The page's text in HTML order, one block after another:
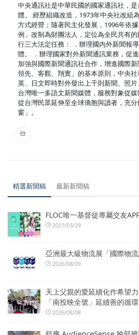
中央通訊社是中華民國的國家通訊社，
體。 經歷組織改造，1973年中央社改組
方式經營；隨著民主化發展，1996年依
例」改制為財團法人，定位為全民共有
行三大法定任務： ．辦理國內外新聞報
體。 ．辦理國家對外新聞通訊業務，促
加強與國際新聞通訊社合作，增進國際新
領先、客觀、翔實」的基本原則，中央社
英、日文即時對外發出上千則新聞、照
台灣唯一多語文新聞媒體，服務對象從
從台灣民眾延伸至全球僑胞與讀者，充
窗」。
精選新聞稿 最新新聞稿
FLOC唯一基督徒專屬交友
2021/03/29
亞洲最大級物流展「國際物
2026/08/09
天上父親的愛延續化作希望
「南投映全號」延續善的循環
2026/08/08